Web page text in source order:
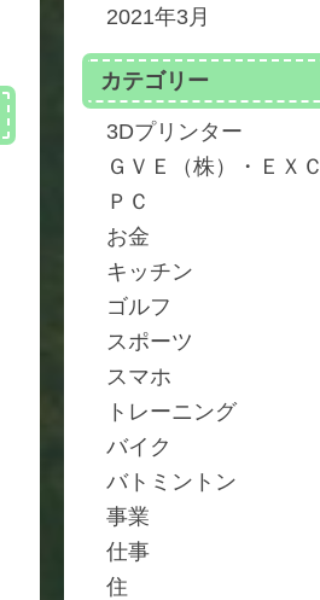
2021年3月
カテゴリー
3Dプリンター
ＧＶＥ（株）・ＥＸＣ
ＰＣ
お金
キッチン
ゴルフ
スポーツ
スマホ
トレーニング
バイク
バトミントン
事業
仕事
住